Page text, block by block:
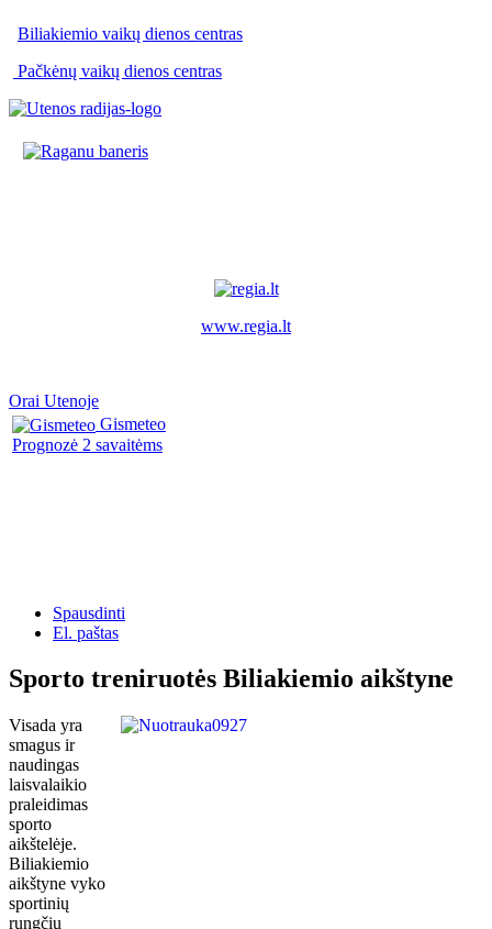
Biliakiemio vaikų dienos centras
Pačkėnų vaikų dienos centras
www.regia.lt
Orai Utenoje
Gismeteo
Prognozė 2 savaitėms
Spausdinti
El. paštas
Sporto treniruotės Biliakiemio aikštyne
Visada yra
smagus ir
naudingas
laisvalaikio
praleidimas
sporto
aikštelėje.
Biliakiemio
aikštyne vyko
sportinių
rungčių